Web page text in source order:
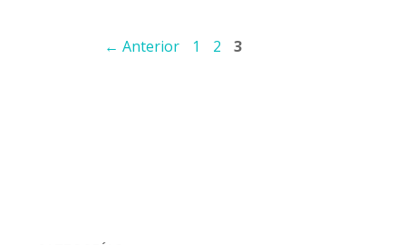
Navegación
← Anterior Página
1 Página
2 Página
3